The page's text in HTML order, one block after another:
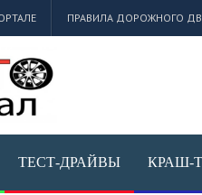
ПРАВИЛА ДОРОЖНОГО
ТЕСТ-ДРАЙВЫ КРАШ-